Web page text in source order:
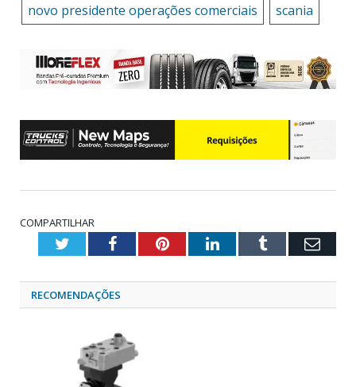
novo presidente operações comerciais
scania
COMPARTILHAR
TwitterFacebookPinterestLinkedInTumblr
RECOMENDAÇÕES